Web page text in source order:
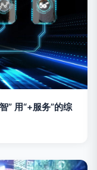
” 用“+服务”的综